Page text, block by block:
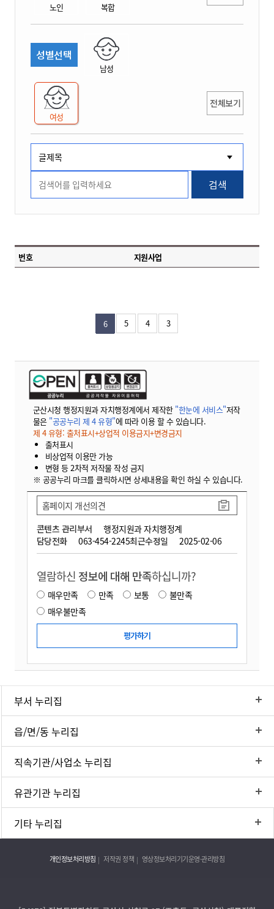
노인 복합
성별선택
남성
여성
전체보기
검색
번호 지원사업
6 5 4 3
군산시청 행정지원과 자치행정계에서 제작한 "한눈에 서비스"저작
물은 "공공누리 제 4 유형"에 따라 이용 할 수 있습니다.
제 4 유형: 출처표시+상업적 이용금지+변경금지
출처표시
비상업적 이용만 가능
변형 등 2차적 저작물 작성 금지
※ 공공누리 마크를 클릭하시면 상세내용을 확인 하실 수 있습니다.
콘텐츠 관리부서
행정지원과 자치행정계
담당전화
063-454-2245최근수정일 2025-02-06
홈페이지 개선의견
열람하신 정보에 대해 만족하십니까?
매우만족 만족 보통
불만족
매우불만족
부서 누리집
읍/면/동 누리집
직속기관/사업소 누리집
유관기관 누리집
기타 누리집
개인정보처리방침 저작권 정책 영상정보처리기기운영·관리방침